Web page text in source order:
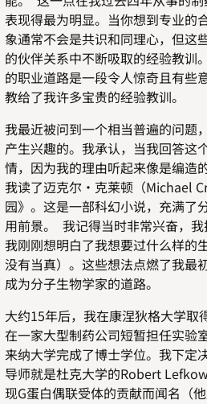
表现得最为明显。当你想到专业的
象通常不会是共识和同理心，但这
的伙伴关系中不断吸取的经验教训
的职业道路是一段令人惊奇且有些
教给了我许多宝贵的经验教训。
我最近被问到一个相当普遍的问题
产生兴趣的。我承认，当我回答这
情，因为我的理由听起来像是编造
我读了迈克尔·克莱顿（Michael
园》。这是一部科幻小说，充满了
用前景。 我记得当时非常兴奋，我
我刚刚想明白了我想要过什么样的
没有当真）。这些想法点燃了我最
成为分子生物学家的道路。
大约15年后，我在康涅狄格大学取
在一家大型制药公司短暂担任实验
来纳大学完成了博士学位。我下定
导师就是杜克大学的Robert
现G蛋白偶联受体的贡献而闻名（